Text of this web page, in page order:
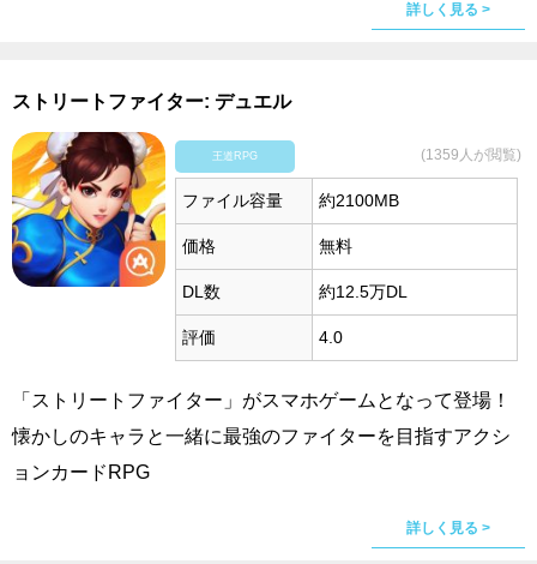
詳しく見る >
ストリートファイター: デュエル
王道RPG (1359人が閲覧)
ファイル容量 約2100MB
価格 無料
DL数 約12.5万DL
評価 4.0
「ストリートファイター」がスマホゲームとなって登場！
懐かしのキャラと一緒に最強のファイターを目指すアクシ
ョンカードRPG
詳しく見る >